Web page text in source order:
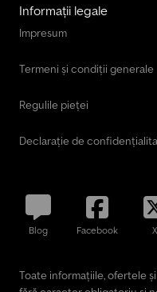
Informații legale
Impresum
Termeni și condiții generale
Regulile pieței
Declarație de
Blog Facebook X
Toate informațiile, ofertele